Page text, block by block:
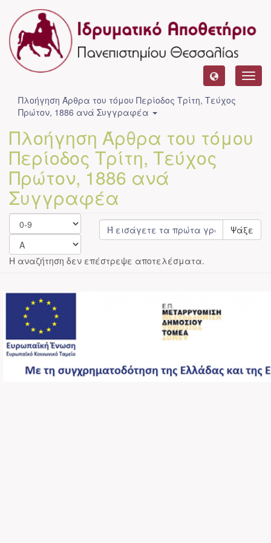
Πλοήγηση Άρθρα του τόμου Περίοδος Τρίτη, Τεύχος
Πρώτον, 1886 ανά Συγγραφέα
Πλοήγηση Άρθρα του τόμου
Περίοδος Τρίτη, Τεύχος
Πρώτον, 1886 ανά
Συγγραφέα
Ψάξε
Η αναζήτηση δεν επέστρεψε αποτελέσματα.